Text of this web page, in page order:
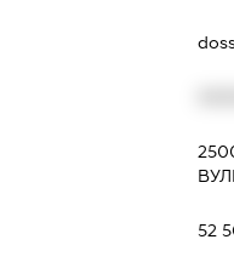
52